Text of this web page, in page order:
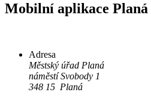
Mobilní aplikace Planá
Adresa
Městský úřad Planá
náměstí Svobody 1
348 15 Planá